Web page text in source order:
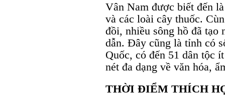
Vân Nam được biết đến
và các loài cây thuốc.
đồi, nhiều sông hồ đã tạo
dẫn. Đây cũng là tỉnh có
Quốc, có đến 51 dân tộc
nét đa dạng về văn hóa,
THỜI ĐIỂM THÍCH